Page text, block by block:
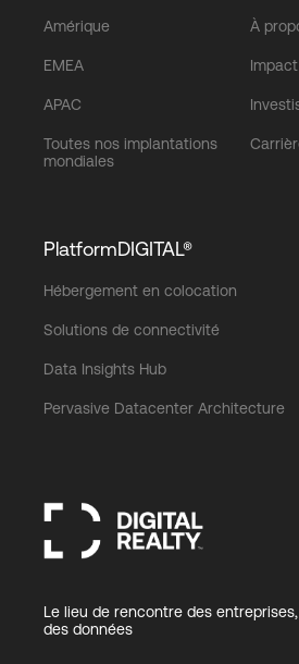
Amérique
EMEA
APAC
Toutes nos implantations
mondiales
À
Impact
PlatformDIGITAL®
Hébergement en colocation
Solutions de connectivité
Data Insights Hub
Pervasive Datacenter Architecture
Le lieu de rencontre des
des données